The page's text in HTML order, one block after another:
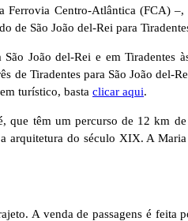
Centro-Atlântica (FCA)
São João del-Rei para
João del-Rei e em
de Tiradentes para São João
turístico, basta clicar aqui.
que têm um percurso de 12 km
arquitetura do século XIX. A
A venda de passagens é feita